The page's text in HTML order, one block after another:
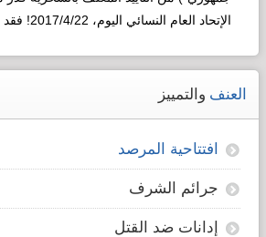
الإتحاد العام النسائي اليوم، 2017/4/22! فقد اجتمع القاصي [...]
Read more...
العنف والتمييز
افتتاحية المرصد
جرائم الشرف
إدانات ضد القتل